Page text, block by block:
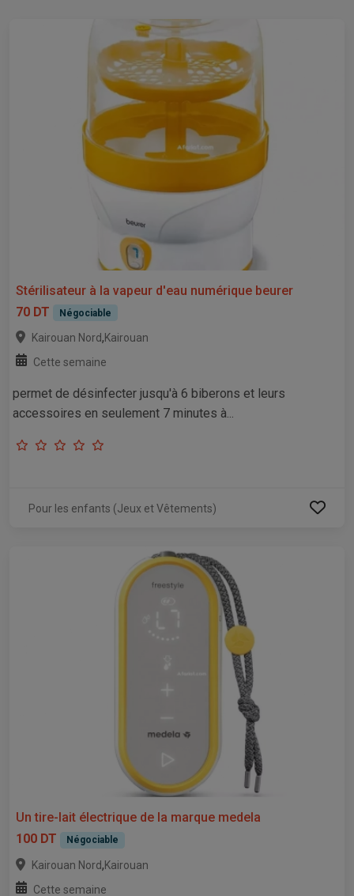
Stérilisateur à la vapeur d'eau numérique beurer
70 DT
Négociable
Kairouan Nord,Kairouan
Cette semaine
permet de désinfecter jusqu'à 6 biberons et leurs
accessoires en seulement 7 minutes à...
Pour les enfants (Jeux et Vêtements)
Un tire-lait électrique de la marque medela
100 DT
Négociable
Kairouan Nord,Kairouan
Cette semaine